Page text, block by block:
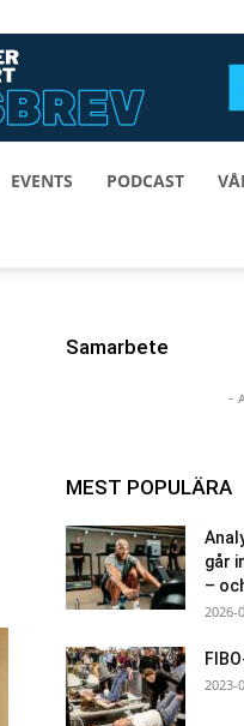
EVENTS PODCAST
Samarbete
-
MEST POPULÄRA
går
–
2026-
2023-